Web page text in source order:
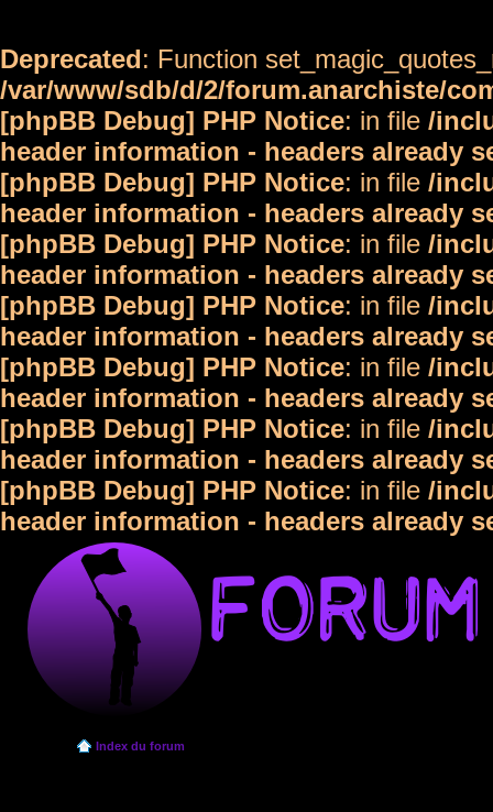
Deprecated: Function
/var/www/sdb/d/2/forum.anarchiste/
[phpBB Debug] PHP Notice: in file /
header information - headers already
[phpBB Debug] PHP Notice: in file /
header information - headers already
[phpBB Debug] PHP Notice: in file /
header information - headers already
[phpBB Debug] PHP Notice: in file /
header information - headers already
[phpBB Debug] PHP Notice: in file /
header information - headers already
[phpBB Debug] PHP Notice: in file /
header information - headers already
[phpBB Debug] PHP Notice: in file /
header information - headers already
Index du forum